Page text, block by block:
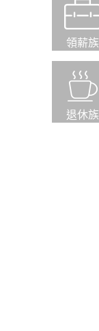
領薪族
退休族